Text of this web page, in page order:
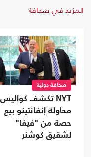
المزيد في صحافة
صحافة دولية
NYT تكشف كواليس
محاولة إنفانتينو بيع
حصة من "فيفا"
لشقيق كوشنر